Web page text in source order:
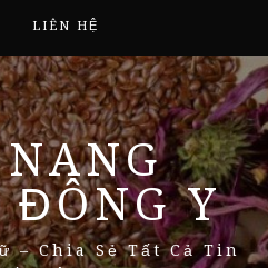
LIÊN HỆ
ĐÔNG Y
– Chia Sẻ Tất Cả Tin